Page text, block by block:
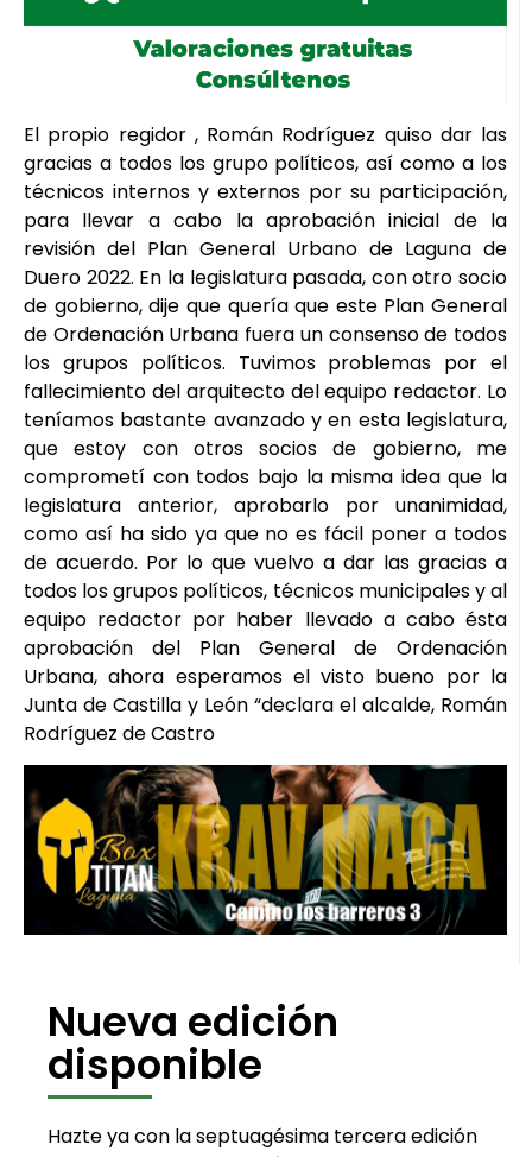
El propio regidor , Román Rodríguez quiso dar las
gracias a todos los grupo políticos, así como a los
técnicos internos y externos por su participación,
para llevar a cabo la aprobación inicial de la
revisión del Plan General Urbano de Laguna de
Duero 2022. En la legislatura pasada, con otro socio
de gobierno, dije que quería que este Plan General
de Ordenación Urbana fuera un consenso de todos
los grupos políticos. Tuvimos problemas por el
fallecimiento del arquitecto del equipo redactor. Lo
teníamos bastante avanzado y en esta legislatura,
que estoy con otros socios de gobierno, me
comprometí con todos bajo la misma idea que la
legislatura anterior, aprobarlo por unanimidad,
como así ha sido ya que no es fácil poner a todos
de acuerdo. Por lo que vuelvo a dar las gracias a
todos los grupos políticos, técnicos municipales y al
equipo redactor por haber llevado a cabo ésta
aprobación del Plan General de Ordenación
Urbana, ahora esperamos el visto bueno por la
Junta de Castilla y León “declara el alcalde, Román
Rodríguez de Castro
Nueva edición
disponible
Hazte ya con la septuagésima tercera edición